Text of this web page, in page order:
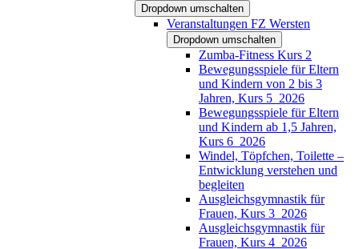
Dropdown umschalten
Veranstaltungen FZ Wersten
Dropdown umschalten
Zumba-Fitness Kurs 2
Bewegungsspiele für Eltern
und Kindern von 2 bis 3
Jahren, Kurs 5_2026
Bewegungsspiele für Eltern
und Kindern ab 1,5 Jahren,
Kurs 6_2026
Windel, Töpfchen, Toilette –
Entwicklung verstehen und
begleiten
Ausgleichsgymnastik für
Frauen, Kurs 3_2026
Ausgleichsgymnastik für
Frauen, Kurs 4_2026